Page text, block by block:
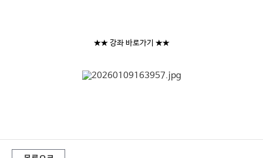
★★ 강좌 바로가기 ★★